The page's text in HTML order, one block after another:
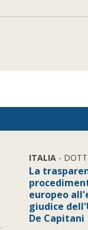
ITALIA -
La
europeo
giudice
De Capitani